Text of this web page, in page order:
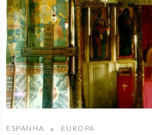
ESPANHA EUROPA